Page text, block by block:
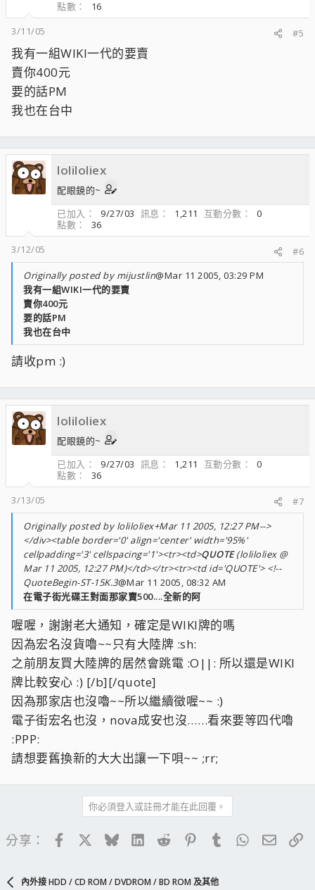
點數
16
3/11/05
#5
我有一組WIKI一代的要賣
賣你400元
要的話PM
我也在台中
loliloliex
配眼鏡的~
已加入
9/27/03 訊息 1,211 互動分數
0
點數
36
3/12/05
#6
Originally posted by mijustlin@Mar 11 2005, 03:29 PM
我有一組WIKI一代的要賣
賣你400元
要的話PM
我也在台中
請收pm :)
loliloliex
配眼鏡的~
已加入
9/27/03 訊息 1,211 互動分數
0
點數
36
3/13/05
#7
Originally posted by loliloliex+Mar 11 2005, 12:27 PM-->
</div><table border='0' align='center' width='95%'
cellpadding='3' cellspacing='1'><tr><td>QUOTE(loliloliex @
Mar 11 2005, 12:27 PM)</td></tr><tr><td id='QUOTE'> <!--
QuoteBegin-ST-15K.3@Mar 11 2005, 08:32 AM
在電子街光碟王對面那家賣500....全新的阿
喔喔，謝謝老大通知，確定是WIKI牌的嗎
因為宏名沒貨嚕~~只有大陸牌 :sh:
之前朋友買大陸牌的居然會跳電 :O||: 所以還是WIKI
牌比較安心 :) [/b][/quote]
因為那家店也沒嚕~~所以繼續徵喔~~ :)
電子街宏名也沒，nova成安也沒……看來要等四代嚕
:PPP:
請想要舊換新的大大出讓一下唄~~ ;rr;
你必須登入或註冊才能在此回覆。
分享： FacebookBlueskyLinkedIn
Reddit PinterestTumblrWhatsApp
電子
內外接 HDD / CD ROM / DVDROM / BD ROM 及其他